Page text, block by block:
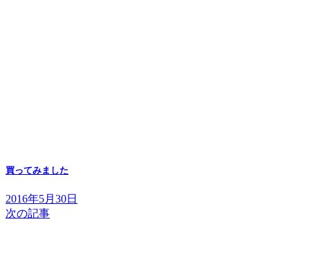
買ってみました
2016年5月30日
次の記事